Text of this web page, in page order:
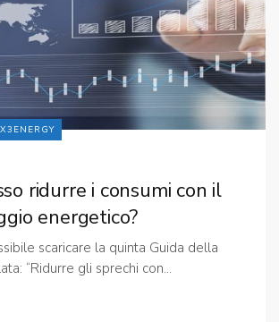
ridurre i consumi con il
energetico?
scaricare la quinta Guida della
“Ridurre gli sprechi con...